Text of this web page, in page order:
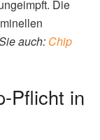
Die
auch: Chip
Pflicht in